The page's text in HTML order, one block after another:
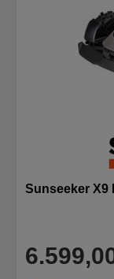
Sunseeker X9